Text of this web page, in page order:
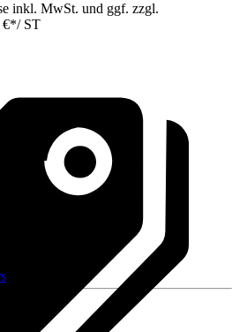
inkl. MwSt. und ggf. zzgl.
€*/ ST